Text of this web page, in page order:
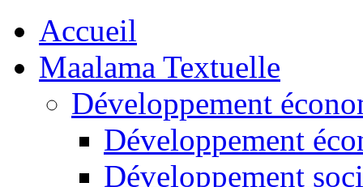
Accueil
Maalama Textuelle
Développement
Développement
Développement